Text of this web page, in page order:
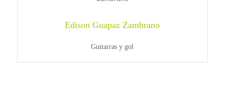
Edison Guapaz Zambrano
Guitarras y gol